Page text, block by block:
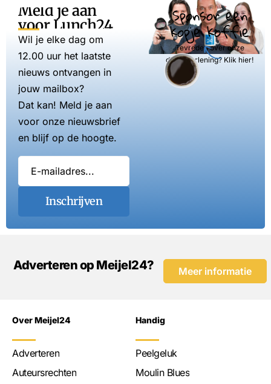
Meld je aan
voor Lunch24
Wil je elke dag om
12.00 uur het laatste
nieuws ontvangen in
jouw mailbox?
Dat kan! Meld je aan
voor onze nieuwsbrief
en blijf op de hoogte.
Inschrijven
Sponsor een
kopje koffie
Tevreden over onze
dienstverlening? Klik hier!
Adverteren op Meijel24? Meer informatie
Over Meijel24
Adverteren
Auteursrechten
Handig
Peelgeluk
Moulin Blues